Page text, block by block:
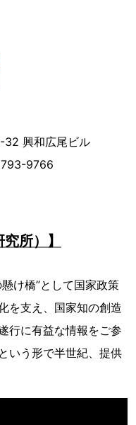
興和広尾ビル
9766
所）】
け橋”として国家政策
を支え、国家知の創造
行に有益な情報をご参
いう形で半世紀、提供